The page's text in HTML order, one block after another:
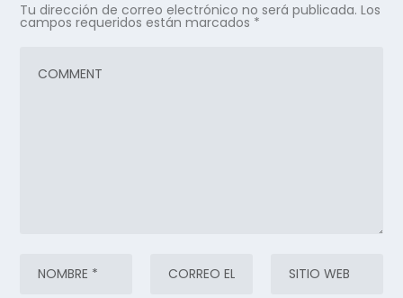
Tu dirección de correo electrónico no será publicada. Los
campos requeridos están marcados *